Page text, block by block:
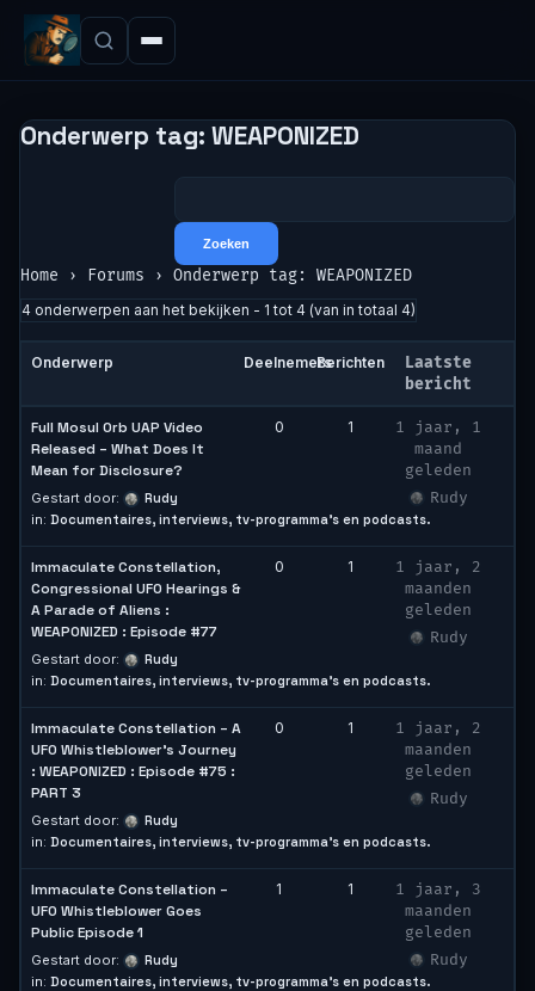
Onderwerp tag: WEAPONIZED
Home › Forums › Onderwerp tag: WEAPONIZED
4 onderwerpen aan het bekijken - 1 tot 4 (van in totaal 4)
Onderwerp DeelnemersBerichten
Laatste
bericht
Full Mosul Orb UAP Video
Released – What Does It
Mean for Disclosure?
Gestart door:
Rudy
in: Documentaires, interviews, tv-programma’s en podcasts.
0 1
1 jaar, 1
maand
geleden
Rudy
Immaculate Constellation,
Congressional UFO Hearings &
A Parade of Aliens :
WEAPONIZED : Episode #77
Gestart door:
Rudy
in: Documentaires, interviews, tv-programma’s en podcasts.
0 1
1 jaar, 2
maanden
geleden
Rudy
Immaculate Constellation – A
UFO Whistleblower’s Journey
: WEAPONIZED : Episode #75 :
PART 3
Gestart door:
Rudy
in: Documentaires, interviews, tv-programma’s en podcasts.
0 1
1 jaar, 2
maanden
geleden
Rudy
Immaculate Constellation –
UFO Whistleblower Goes
Public Episode 1
Gestart door:
Rudy
in: Documentaires, interviews, tv-programma’s en podcasts.
1 1
1 jaar, 3
maanden
geleden
Rudy